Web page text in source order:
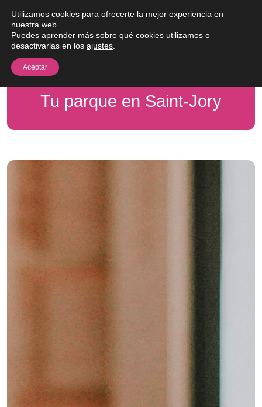
Tu parque en Saint-Jory
Utilizamos cookies para ofrecerte la mejor experiencia en
nuestra web.
Puedes aprender más sobre qué cookies utilizamos o
desactivarlas en los ajustes
Aceptar